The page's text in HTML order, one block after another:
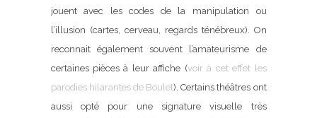
jouent avec les codes de la manipulation ou
l’illusion (cartes, cerveau, regards ténébreux). On
reconnait également souvent l’amateurisme de
certaines pièces à leur affiche (voir à cet effet les
parodies hilarantes de Boulet). Certains théâtres ont
aussi opté pour une signature visuelle très